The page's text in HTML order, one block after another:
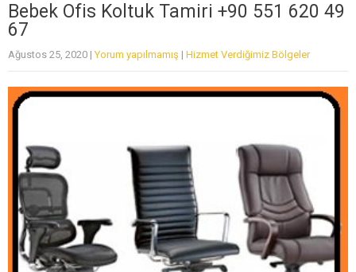
Bebek Ofis Koltuk Tamiri +90 551 620 49
67
Ağustos 25, 2020 |Yorum yapılmamış | Hizmet Verdiğimiz Bölgeler